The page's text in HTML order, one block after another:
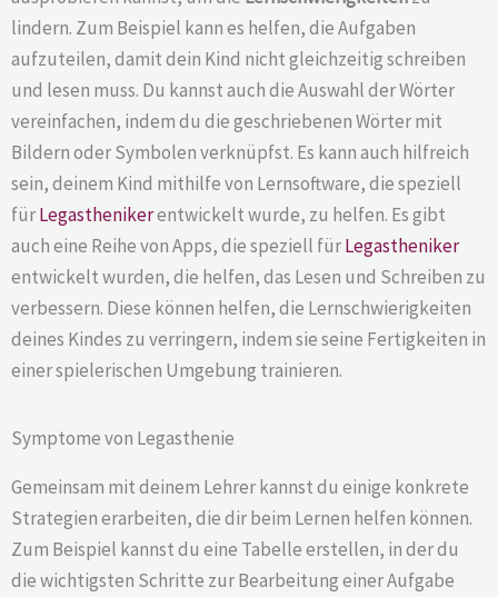
lindern. Zum Beispiel kann es helfen, die Aufgaben
aufzuteilen, damit dein Kind nicht gleichzeitig schreiben
und lesen muss. Du kannst auch die Auswahl der Wörter
vereinfachen, indem du die geschriebenen Wörter mit
Bildern oder Symbolen verknüpfst. Es kann auch hilfreich
sein, deinem Kind mithilfe von Lernsoftware, die speziell
fürLegasthenikerentwickelt wurde, zu helfen. Es gibt
auch eine Reihe von Apps, die speziell fürLegastheniker
entwickelt wurden, die helfen, das Lesen und Schreiben zu
verbessern. Diese können helfen, die Lernschwierigkeiten
deines Kindes zu verringern, indem sie seine Fertigkeiten in
einer spielerischen Umgebung trainieren.
Symptome von Legasthenie
Gemeinsam mit deinem Lehrer kannst du einige konkrete
Strategien erarbeiten, die dir beim Lernen helfen können.
Zum Beispiel kannst du eine Tabelle erstellen, in der du
die wichtigsten Schritte zur Bearbeitung einer Aufgabe